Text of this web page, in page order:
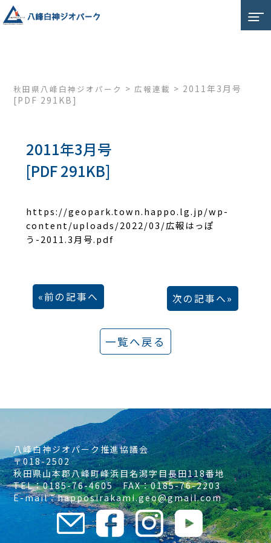
秋田県八峰白神ジオパーク >広報連載 > 2011年3月号
[PDF 291KB]
2011年3月号
[PDF 291KB]
https://geopark.town.happo.lg.jp/wp-
content/uploads/2022/03/広報はっぽ
う-2011.3月号.pdf
前の記事へ 次の記事へ
一覧へ戻る
八峰白神ジオパーク推進協議会
〒018-2502
秋田県山本郡八峰町峰浜目名潟字目長田118番地
TEL：0185-76-4605 FAX：0185-76-2203
E-mail：happosirakami.geo@gmail.com